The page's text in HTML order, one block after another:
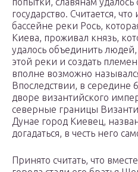
государство. Считается,
бассейне реки Рось,
Киева, проживал князь,
удалось объединить
этой реки и создать
вполне возможно
Впоследствии, в середине
дворе византийского
северные границы
Дунае город Киевец,
догадаться, в честь него
Принято считать, что